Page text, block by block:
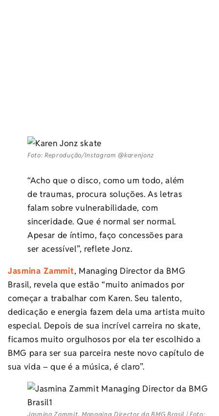
Foto: Reprodução/Instagram @karenjonz
“Acho que o disco, como um todo, além
de traumas, procura soluções. As letras
falam sobre vulnerabilidade, com
sinceridade. Que é normal ser normal.
Apesar de íntimo, faço concessões para
ser acessível”, reflete Jonz.
Jasmina Zammit, Managing Director da BMG
Brasil, revela que estão “muito animados por
começar a trabalhar com Karen. Seu talento,
dedicação e energia fazem dela uma artista muito
especial. Depois de sua incrível carreira no skate,
ficamos muito orgulhosos por ela ter escolhido a
BMG para ser sua parceira neste novo capítulo de
sua vida – que é a música, é claro”.
Jasmina Zammit, Managing Director da BMG Brasil | Foto: